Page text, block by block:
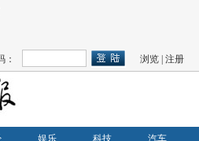
： 浏览 |注册
娱乐 科技 汽车